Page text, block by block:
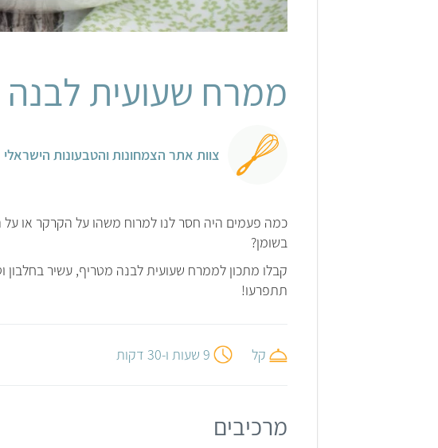
ממרח שעועית לבנה
צוות אתר הצמחונות והטבעונות הישראלי
כמה פעמים היה חסר לנו למרוח משהו על הקרקר או
בשומן?
קבלו מתכון לממרח שעועית לבנה מטריף, עשיר בחלבון
תתפרעו!
קל 9 שעות ו-30 דקות
מרכיבים